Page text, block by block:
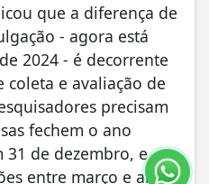
que a diferença de
- agora está
2024 - é decorrente
coleta e avaliação de
precisam
fechem o ano
de dezembro, e
entre março e abril.